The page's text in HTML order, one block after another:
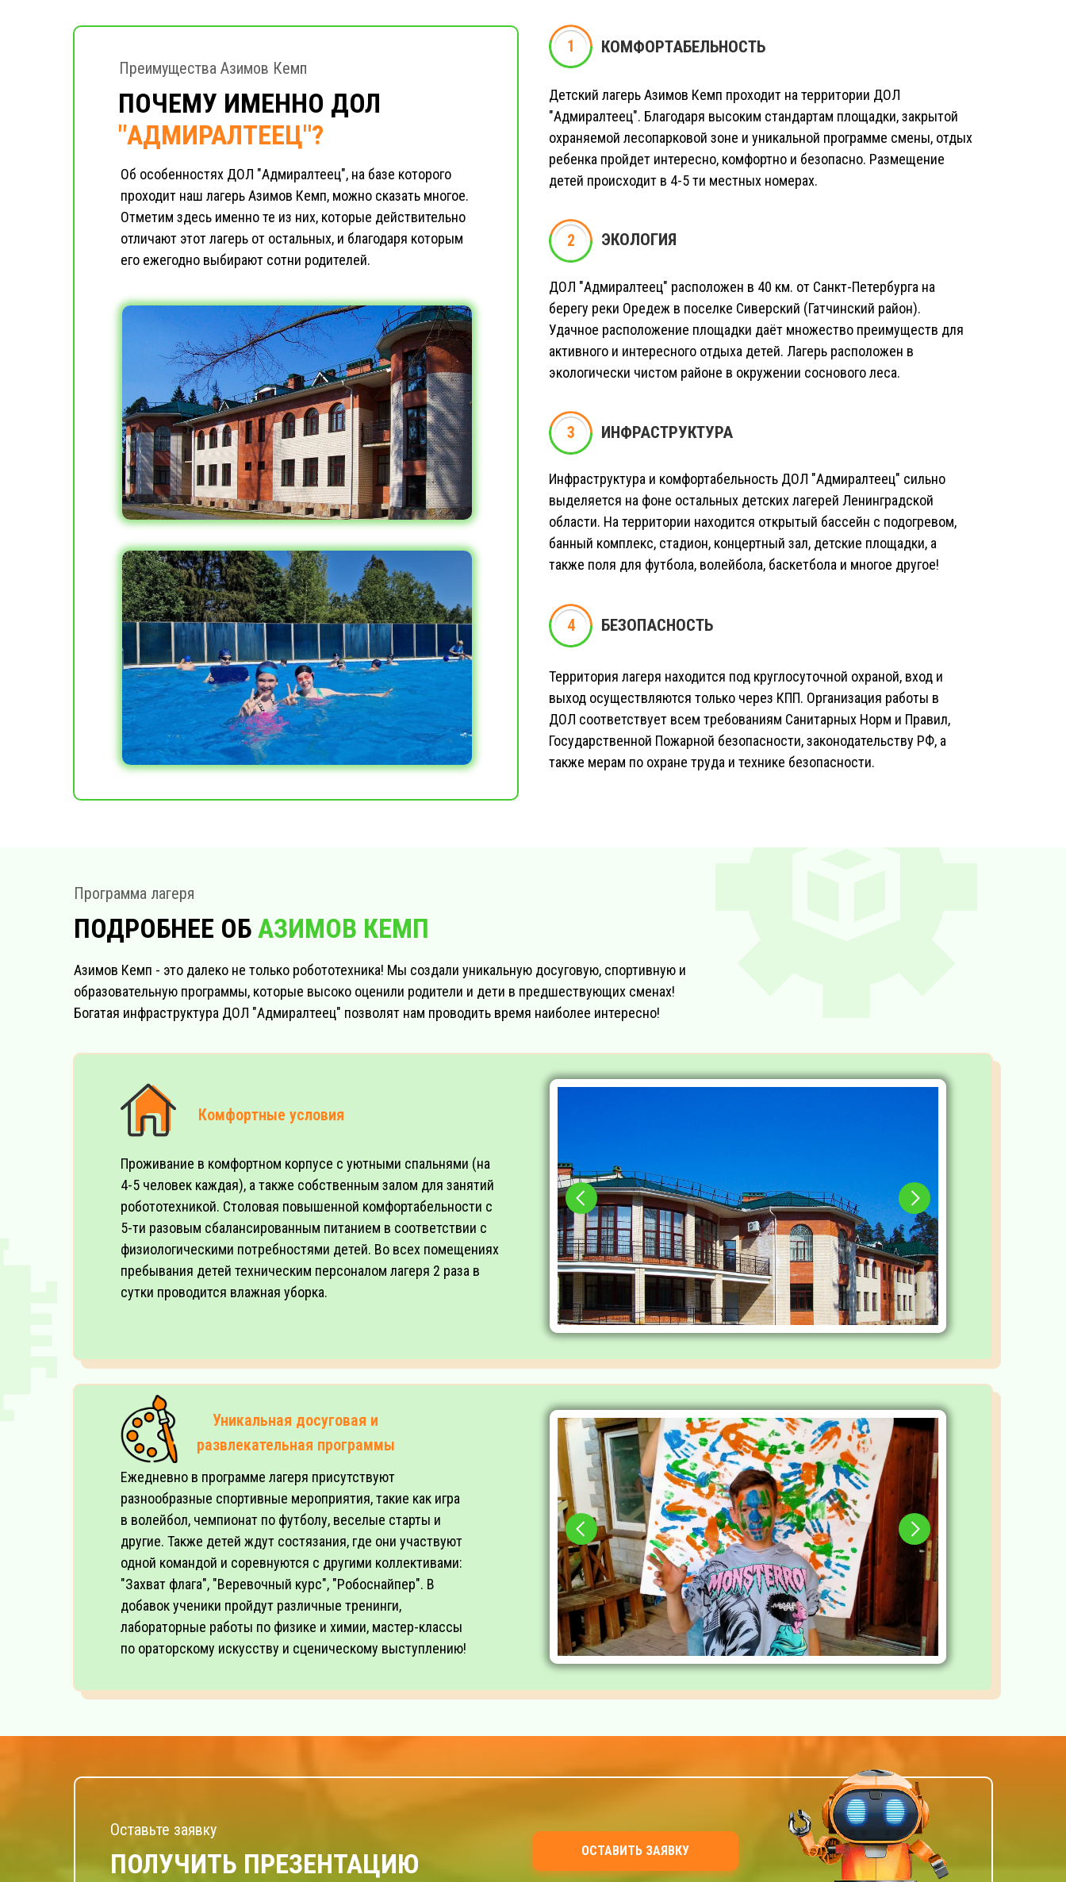
ПОЧЕМУ ИМЕННО ДОЛ
"АДМИРАЛТЕЕЦ"?
Преимущества Азимов Кемп
Об особенностях ДОЛ "Адмиралтеец", на базе которого
проходит наш лагерь Азимов Кемп, можно сказать многое.
Отметим здесь именно те из них, которые действительно
отличают этот лагерь от остальных, и благодаря которым
его ежегодно выбирают сотни родителей.
1 КОМФОРТАБЕЛЬНОСТЬ
Детский лагерь Азимов Кемп проходит на территории ДОЛ
"Адмиралтеец". Благодаря высоким стандартам площадки, закрытой
охраняемой лесопарковой зоне и уникальной программе смены, отдых
ребенка пройдет интересно, комфортно и безопасно. Размещение
детей происходит в 4-5 ти местных номерах.
1
2 ЭКОЛОГИЯ
ДОЛ "Адмиралтеец" расположен в 40 км. от Санкт-Петербурга на
берегу реки Оредеж в поселке Сиверский (Гатчинский район).
Удачное расположение площадки даёт множество преимуществ для
активного и интересного отдыха детей. Лагерь расположен в
экологически чистом районе в окружении соснового леса.
2
3 ИНФРАСТРУКТУРА
Инфраструктура и комфортабельность ДОЛ "Адмиралтеец" сильно
выделяется на фоне остальных детских лагерей Ленинградской
области. На территории находится открытый бассейн с подогревом,
банный комплекс, стадион, концертный зал, детские площадки, а
также поля для футбола, волейбола, баскетбола и многое другое!
3
4 БЕЗОПАСНОСТЬ
Территория лагеря находится под круглосуточной охраной, вход и
выход осуществляются только через КПП. Организация работы в
ДОЛ соответствует всем требованиям Санитарных Норм и Правил,
Государственной Пожарной безопасности, законодательству РФ, а
также мерам по охране труда и технике безопасности.
4
Проживание в комфортном корпусе с уютными спальнями (на
4-5 человек каждая), а также собственным залом для занятий
робототехникой. Столовая повышенной комфортабельности с
5-ти разовым сбалансированным питанием в соответствии с
физиологическими потребностями детей. Во всех помещениях
пребывания детей техническим персоналом лагеря 2 раза в
сутки проводится влажная уборка.
Комфортные условия
Уникальная досуговая и
развлекательная программы
ПОДРОБНЕЕ ОБ АЗИМОВ КЕМП
Программа лагеря
Ежедневно в программе лагеря присутствуют
разнообразные спортивные мероприятия, такие как игра
в волейбол, чемпионат по футболу, веселые старты и
другие. Также детей ждут состязания, где они участвуют
одной командой и соревнуются с другими коллективами:
"Захват флага", "Веревочный курс", "Робоснайпер". В
добавок ученики пройдут различные тренинги,
лабораторные работы по физике и химии, мастер-классы
по ораторскому искусству и сценическому выступлению!
Азимов Кемп - это далеко не только робототехника! Мы создали уникальную досуговую, спортивную и
образовательную программы, которые высоко оценили родители и дети в предшествующих сменах!
Богатая инфраструктура ДОЛ "Адмиралтеец" позволят нам проводить время наиболее интересно!
Оставьте заявку
ОСТАВИТЬ ЗАЯВКУ
ПОЛУЧИТЬ ПРЕЗЕНТАЦИЮ